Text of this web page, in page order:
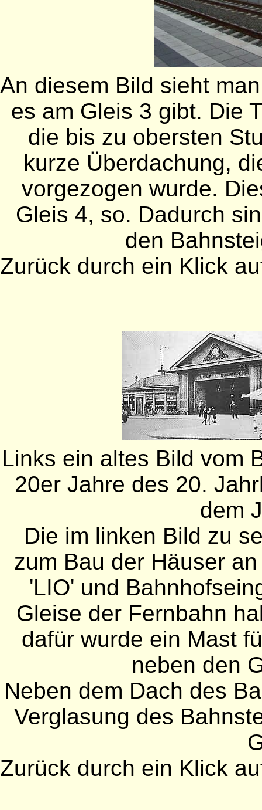
An diesem Bild sieht
es am Gleis 3 gibt. Die
die bis zu obersten
kurze Überdachung,
vorgezogen wurde.
Gleis 4, so. Dadurch
den
Zurück durch ein Klick
Links ein altes Bild vom
20er Jahre des 20.
dem
Die im linken Bild zu
zum Bau der Häuser
'LIO' und
Gleise der Fernbahn
dafür wurde ein Mast
neben den
Neben dem Dach des
Verglasung des
Zurück durch ein Klick